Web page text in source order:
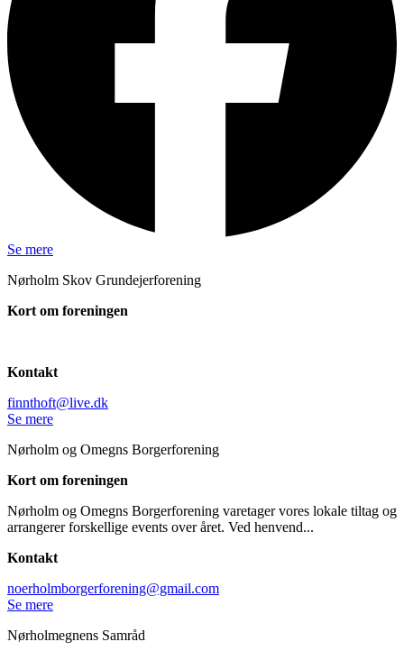
Se mere
Nørholm Skov Grundejerforening
Kort om foreningen
Kontakt
finnthoft@live.dk
Se mere
Nørholm og Omegns Borgerforening
Kort om foreningen
Nørholm og Omegns Borgerforening varetager vores lokale tiltag og
arrangerer forskellige events over året. Ved henvend...
Kontakt
noerholmborgerforening@gmail.com
Se mere
Nørholmegnens Samråd